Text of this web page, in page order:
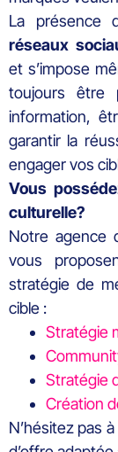
La présence
réseaux
et s’impose
toujours être
information,
garantir la
engager vos
Vous
culturelle?
Notre agence
vous
stratégie de
cible :
Stratégie
Stratégie
Création
N’hésitez pas